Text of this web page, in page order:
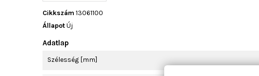
Cikkszám 13061100
ÁllapotÚj
Adatlap
Szélesség [mm]